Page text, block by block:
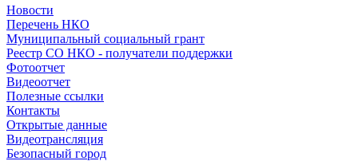
Новости
Перечень НКО
Муниципальный социальный грант
Реестр СО НКО - получатели поддержки
Фотоотчет
Видеоотчет
Полезные ссылки
Контакты
Открытые данные
Видеотрансляция
Безопасный город